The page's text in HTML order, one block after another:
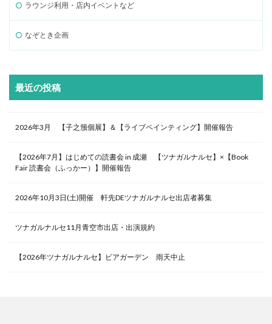
ラウンジ利用・店内イベントなど
なぞとき企画
最近の投稿
2026年3月 【子之籏個展】＆【ライブペインティング】開催報告
【2026年7月】はじめての読書会 in 成瀬 【ツナガルナルセ】×【Book
Fair 読書会（ふっかー）】開催報告
2026年10月3日(土)開催 軒先DEツナガルナルセ出店者募集
ツナガルナルセ11月青空市出店・出演規約
【2026年ツナガルナルセ】ビアガーデン 雨天中止